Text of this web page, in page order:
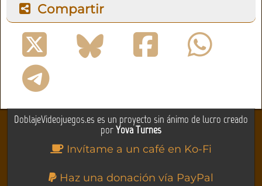
Compartir
DoblajeVideojuegos.es es un proyecto sin ánimo de lucro creado
porYova Turnes
Invítame a un café en Ko-Fi
Haz una donación vía PayPal